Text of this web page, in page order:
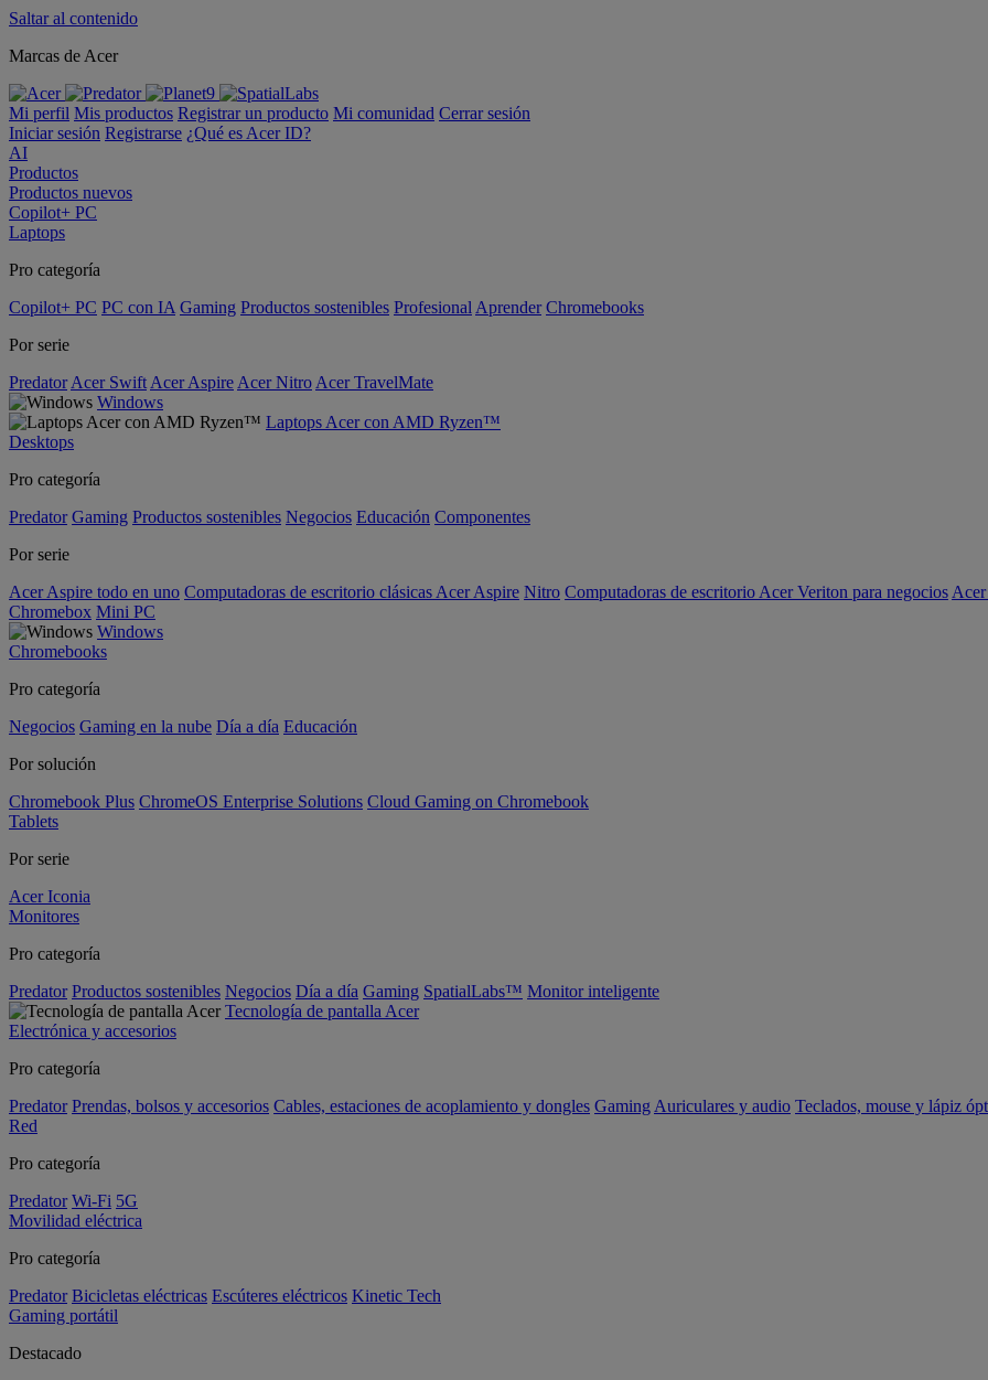
Saltar al contenido
Marcas de Acer
Mi perfil Mis productos Registrar un producto Mi comunidad Cerrar sesión
Iniciar sesión Registrarse ¿Qué es Acer ID?
AI
Productos
Productos nuevos
Copilot+ PC
Laptops
Pro categoría
Copilot+ PC PC con IA Gaming Productos sostenibles Profesional Aprender Chromebooks
Por serie
Predator Acer Swift Acer Aspire Acer Nitro Acer TravelMate
Windows
Laptops Acer con AMD Ryzen™
Desktops
Pro categoría
Predator Gaming Productos sostenibles Negocios Educación Componentes
Por serie
Acer Aspire todo en uno Computadoras de escritorio clásicas Acer Aspire Nitro Computadoras de escritorio Acer Veriton para negocios
Chromebox Mini PC
Windows
Chromebooks
Pro categoría
Negocios Gaming en la nube Día a día Educación
Por solución
Chromebook Plus ChromeOS Enterprise Solutions Cloud Gaming on Chromebook
Tablets
Por serie
Acer Iconia
Monitores
Pro categoría
Predator Productos sostenibles Negocios Día a día Gaming SpatialLabs™ Monitor inteligente
Tecnología de pantalla Acer
Electrónica y accesorios
Pro categoría
Predator Prendas, bolsos y accesorios Cables, estaciones de acoplamiento y dongles Gaming Auriculares y audio Teclados, mouse y lápiz
Red
Pro categoría
Predator Wi-Fi 5G
Movilidad eléctrica
Pro categoría
Predator Bicicletas eléctricas Escúteres eléctricos Kinetic Tech
Gaming portátil
Destacado